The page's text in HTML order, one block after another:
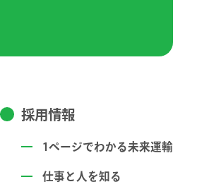
採用情報
1ページでわかる未来運輸
仕事と人を知る